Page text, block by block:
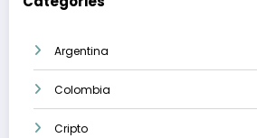
Argentina
Colombia
Cripto